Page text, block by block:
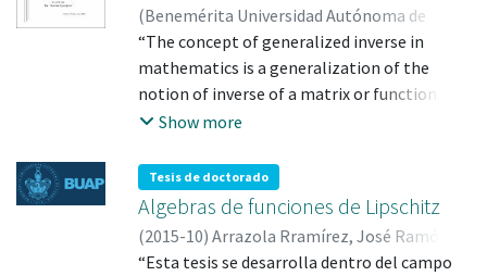
(Benemérita Universidad Autónoma de
Puebla,2023-06)SALGADO MATIAS, ERICK
SALGADO MATIAS, ERICK; 813978 ;KANTUN
MONTIEL, GABRIEL; 160208;DJORDJEVIC,
SLAVISA; 121235
“The concept of generalized inverse in
mathematics is a generalization of the
notion of inverse of a matrix or function. It
is a useful tool to solve systems of linear
properties of linear or nonlinear operators.
There are different types of generalized
inverses, according to the type of
relationship considered and the conditions
Show more
Tesis de doctorado
Algebras de funciones de Lipschitz
(2015-10) Arrazola Rramírez, José Ramón
Enrique;ARRAZOLA RAMIREZ, JOSE RAMON
“Esta tesis se desarrolla dentro del campo